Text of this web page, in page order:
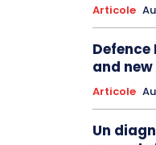
Articole
Defence
and
Articole
Un